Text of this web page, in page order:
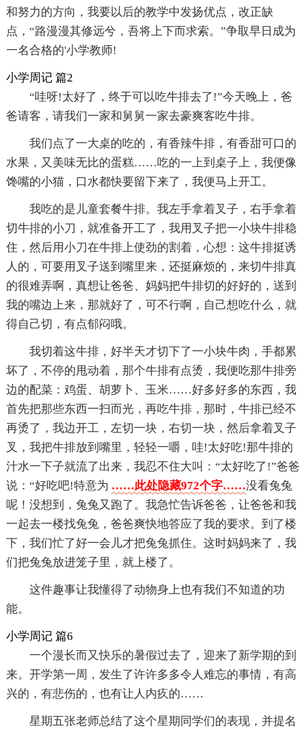
和努力的方向，我要以后的教学中发扬优点，改正缺
点，“路漫漫其修远兮，吾将上下而求索。”争取早日成为
一名合格的'小学教师!
小学周记 篇2
“哇呀!太好了，终于可以吃牛排去了!”今天晚上，爸
爸请客，请我们一家和舅舅一家去豪爽客吃牛排。
我们点了一大桌的吃的，有香辣牛排，有香甜可口的
水果，又美味无比的蛋糕……吃的一上到桌子上，我便像
馋嘴的小猫，口水都快要留下来了，我便马上开工。
我吃的是儿童套餐牛排。我左手拿着叉子，右手拿着
切牛排的小刀，就准备开工了，我用叉子把一小块牛排稳
住，然后用小刀在牛排上使劲的割着，心想：这牛排挺诱
人的，可要用叉子送到嘴里来，还挺麻烦的，来切牛排真
的很难弄啊，真想让爸爸、妈妈把牛排切的好好的，送到
我的嘴边上来，那就好了，可不行啊，自己想吃什么，就
得自己切，有点郁闷哦。
我切着这牛排，好半天才切下了一小块牛肉，手都累
坏了，不停的甩动着，那个牛排有点烫，我便吃那牛排旁
边的配菜：鸡蛋、胡萝卜、玉米……好多好多的东西，我
首先把那些东西一扫而光，再吃牛排，那时，牛排已经不
再烫了，我边开工，左切一块，右切一块，然后拿着叉子
叉，我把牛排放到嘴里，轻轻一嚼，哇!太好吃!那牛排的
汁水一下子就流了出来，我忍不住大叫：“太好吃了!”爸爸
说：“好吃吧!特意为 ……此处隐藏972个字……没看兔兔
呢！没想到，兔兔又跑了。我急忙告诉爸爸，让爸爸和我
一起去一楼找兔兔，爸爸爽快地答应了我的要求。到了楼
下，我们忙了好一会儿才把兔兔抓住。这时妈妈来了，我
们把兔兔放进笼子里，就上楼了。
这件趣事让我懂得了动物身上也有我们不知道的功
能。
小学周记 篇6
一个漫长而又快乐的暑假过去了，迎来了新学期的到
来。开学第一周，发生了许许多多令人难忘的事情，有高
兴的，有悲伤的，也有让人内疚的……
星期五张老师总结了这个星期同学们的表现，并提名